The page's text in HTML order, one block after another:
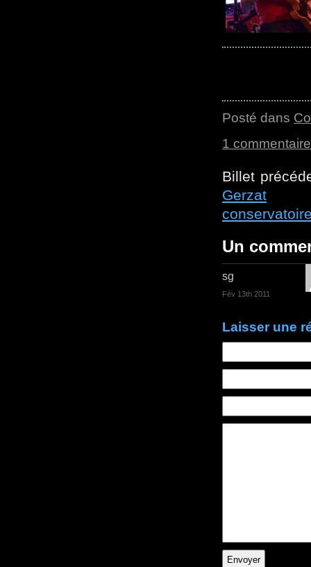
Posté dans
1 commentaire
Billet
Gerzat
Un
sg
Fév 13th 2011
Laisser une